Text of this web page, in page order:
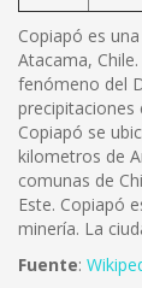
Copiapó es
Atacama,
fenómeno del
precipitaciones
Copiapó se
kilometros de
comunas de
Este. Copiapó
minería. La
Fuente: